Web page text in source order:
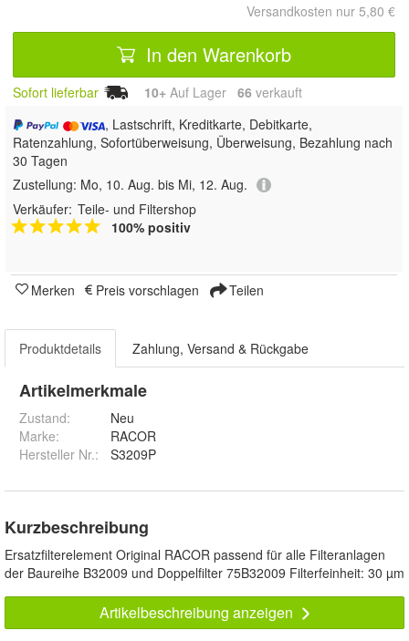
Versandkosten nur 5,80 €
In den Warenkorb
Sofort lieferbar 10+ Auf Lager 66 verkauft
, Lastschrift, Kreditkarte, Debitkarte,
Ratenzahlung, Sofortüberweisung, Überweisung, Bezahlung nach
30 Tagen
Zustellung: Mo, 10. Aug. bis Mi, 12. Aug.
Verkäufer: Teile- und Filtershop
100% positiv
Merken Preis vorschlagen Teilen
Produktdetails Zahlung, Versand & Rückgabe
Artikelmerkmale
Zustand:
Neu
Marke:
RACOR
Hersteller Nr.:
S3209P
Kurzbeschreibung
Ersatzfilterelement Original RACOR passend für alle Filteranlagen
der Baureihe B32009 und Doppelfilter 75B32009 Filterfeinheit: 30 µm
Artikelbeschreibung anzeigen